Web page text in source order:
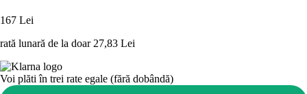
167 Lei
rată lunară de la doar 27,83 Lei
Voi plăti în trei rate egale (fără dobândă)